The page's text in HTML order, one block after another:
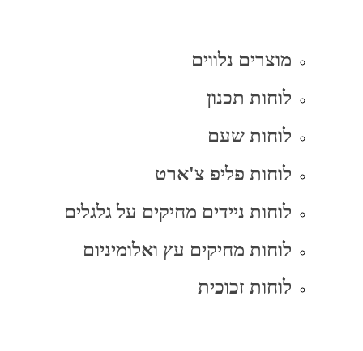
מוצרים נלווים
לוחות תכנון
לוחות שעם
לוחות פליפ צ'ארט
לוחות ניידים מחיקים על גלגלים
לוחות מחיקים עץ ואלומיניום
לוחות זכוכית